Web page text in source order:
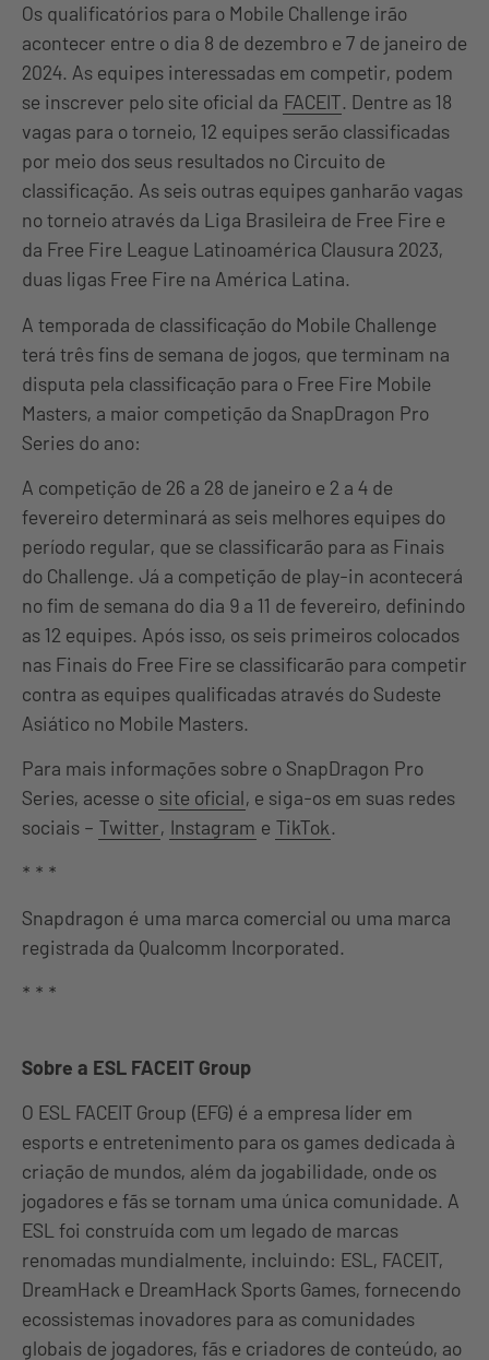
Os qualificatórios para o Mobile Challenge irão
acontecer entre o dia 8 de dezembro e 7 de janeiro de
2024. As equipes interessadas em competir, podem
se inscrever pelo site oficial da FACEIT. Dentre as 18
vagas para o torneio, 12 equipes serão classificadas
por meio dos seus resultados no Circuito de
classificação. As seis outras equipes ganharão vagas
no torneio através da Liga Brasileira de Free Fire e
da Free Fire League Latinoamérica Clausura 2023,
duas ligas Free Fire na América Latina.
A temporada de classificação do Mobile Challenge
terá três fins de semana de jogos, que terminam na
disputa pela classificação para o Free Fire Mobile
Masters, a maior competição da SnapDragon Pro
Series do ano:
A competição de 26 a 28 de janeiro e 2 a 4 de
fevereiro determinará as seis melhores equipes do
período regular, que se classificarão para as Finais
do Challenge. Já a competição de play-in acontecerá
no fim de semana do dia 9 a 11 de fevereiro, definindo
as 12 equipes. Após isso, os seis primeiros colocados
nas Finais do Free Fire se classificarão para competir
contra as equipes qualificadas através do Sudeste
Asiático no Mobile Masters.
Para mais informações sobre o SnapDragon Pro
Series, acesse o site oficial, e siga-os em suas redes
sociais – Twitter, Instagram e TikTok.
* * *
Snapdragon é uma marca comercial ou uma marca
registrada da Qualcomm Incorporated.
* * *
Sobre a ESL FACEIT Group
O ESL FACEIT Group (EFG) é a empresa líder em
esports e entretenimento para os games dedicada à
criação de mundos, além da jogabilidade, onde os
jogadores e fãs se tornam uma única comunidade. A
ESL foi construída com um legado de marcas
renomadas mundialmente, incluindo: ESL, FACEIT,
DreamHack e DreamHack Sports Games, fornecendo
ecossistemas inovadores para as comunidades
globais de jogadores, fãs e criadores de conteúdo, ao